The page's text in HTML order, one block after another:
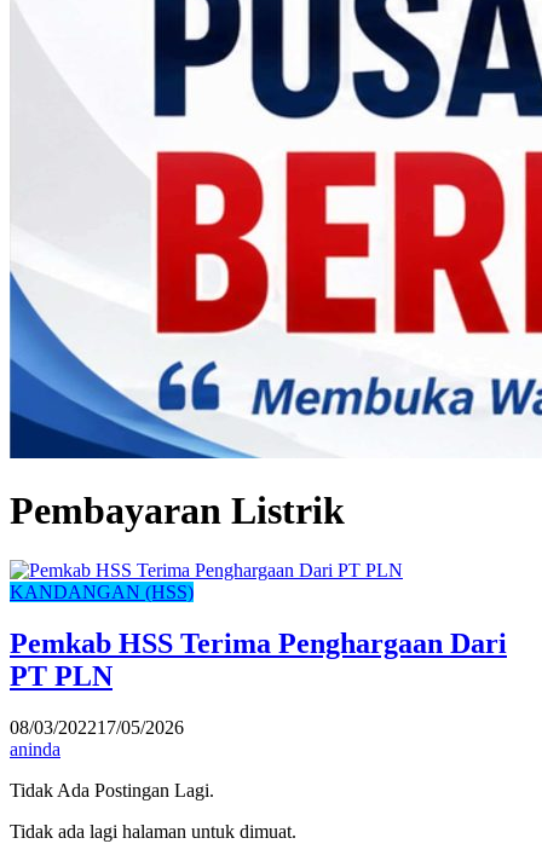
Pembayaran Listrik
KANDANGAN (HSS)
Pemkab HSS Terima Penghargaan Dari
PT PLN
08/03/202217/05/2026
aninda
Tidak Ada Postingan Lagi.
Tidak ada lagi halaman untuk dimuat.